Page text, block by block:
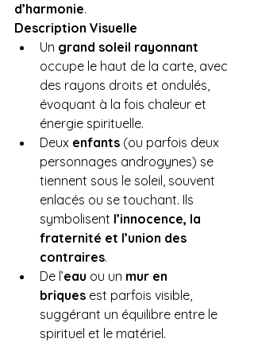
d’harmonie.
Description Visuelle
Un grand soleil rayonnant
occupe le haut de la carte, avec
des rayons droits et ondulés,
évoquant à la fois chaleur et
énergie spirituelle.
Deux enfants (ou parfois deux
personnages androgynes) se
tiennent sous le soleil, souvent
enlacés ou se touchant. Ils
symbolisent l’innocence, la
fraternité et l’union des
contraires.
De l’eau ou un mur en
briques est parfois visible,
suggérant un équilibre entre le
spirituel et le matériel.